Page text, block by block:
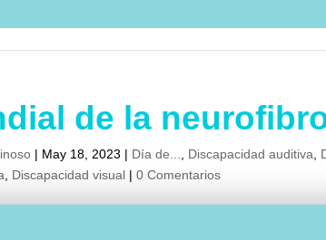
de la
| May 18, 2023 | Día de... Discapacidad auditiva
Discapacidad visual |0 Comentarios